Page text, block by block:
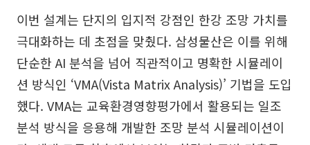
이번 설계는 단지의 입지적 강점인 한강 조망 가치를
극대화하는 데 초점을 맞췄다. 삼성물산은 이를 위해
단순한 AI 분석을 넘어 직관적이고 명확한 시뮬레이
션 방식인 ‘VMA(Vista Matrix Analysis)’ 기법을 도입
했다. VMA는 교육환경영향평가에서 활용되는 일조
분석 방식을 응용해 개발한 조망 분석 시뮬레이션이